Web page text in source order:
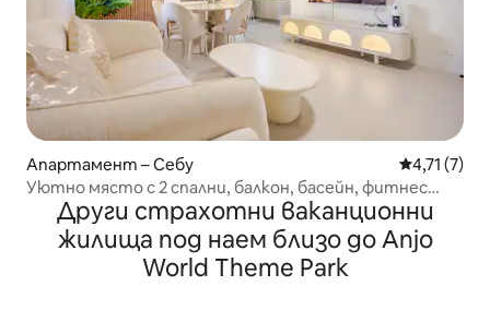
Апартамент – Себу Средна
4,71 (7)
Уютно място с 2 спални, балкон, басейн, фитнес
зала и бърз Wi-Fi
Други страхотни ваканционни
жилища под наем близо до Anjo
World Theme Park